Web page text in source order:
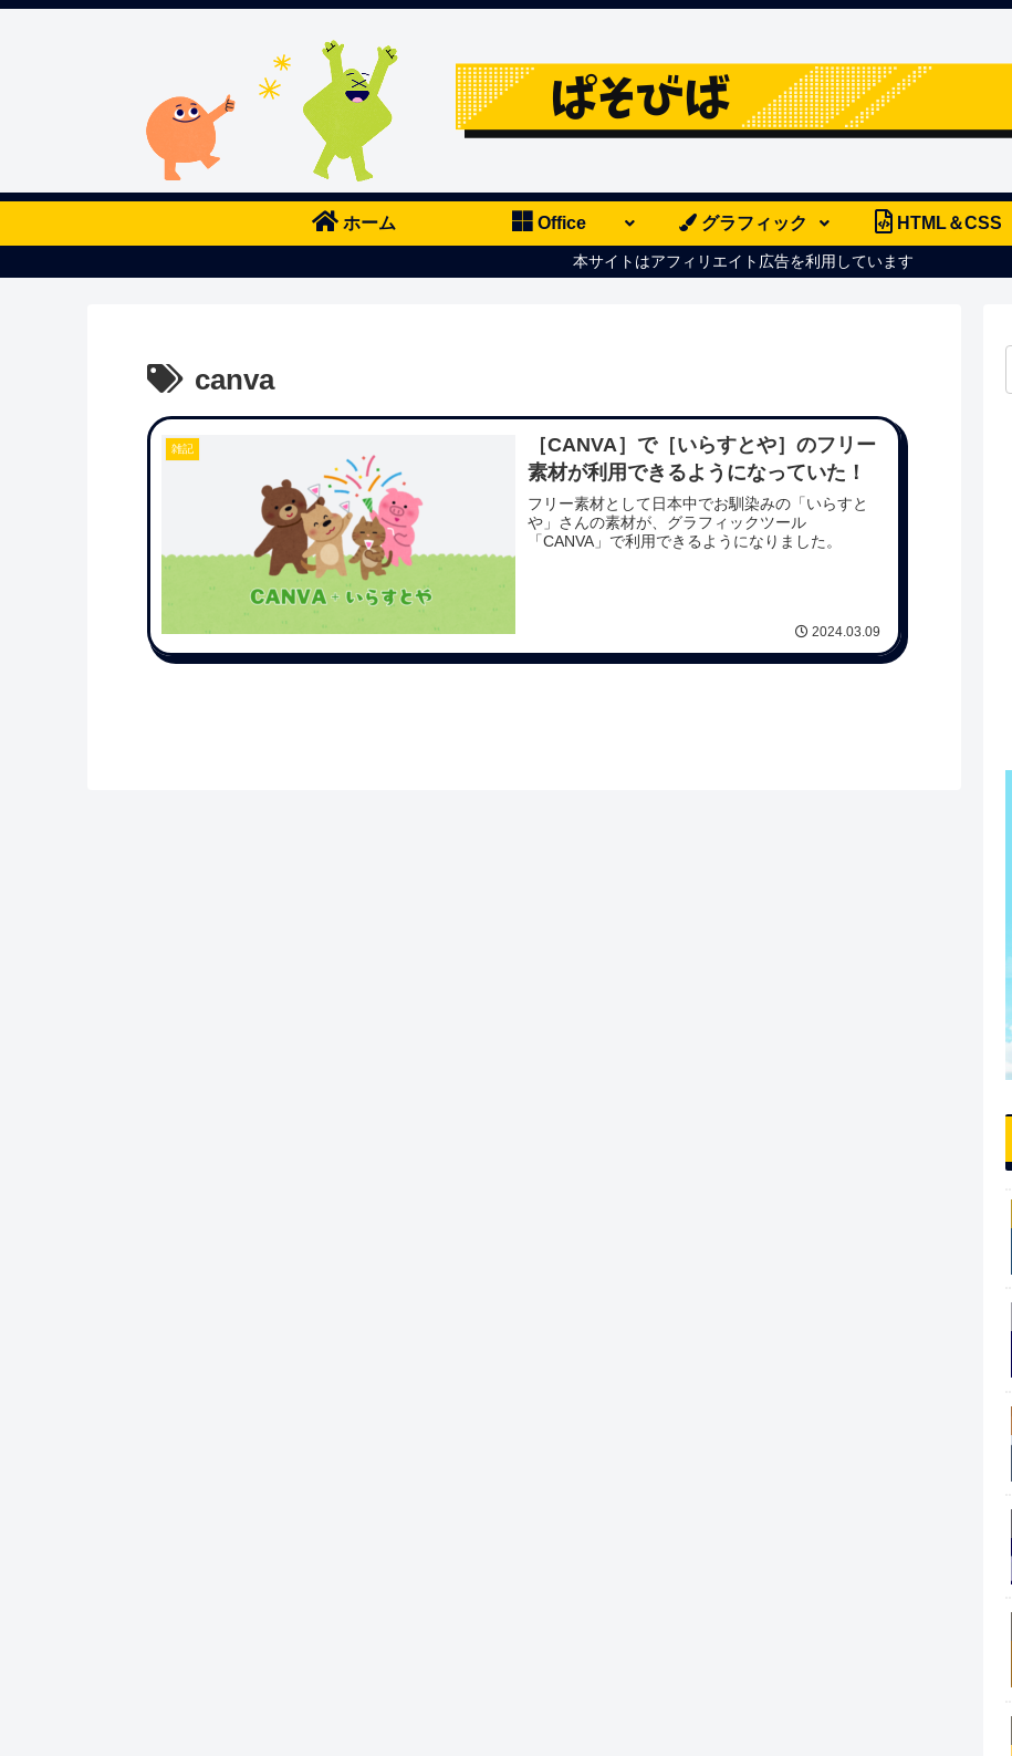
ホーム Office グラフィック HTML＆CSS
本サイトはアフィリエイト広告を利用しています
canva
雑記
［CANVA］で［いらすとや］のフリー
素材が利用できるようになっていた！
フリー素材として日本中でお馴染みの「いらすと
や」さんの素材が、グラフィックツール
「CANVA」で利用できるようになりました。
2024.03.09